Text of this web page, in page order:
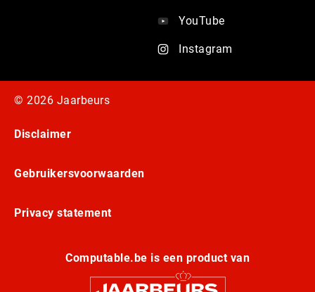
YouTube
Instagram
© 2026 Jaarbeurs
Disclaimer
Gebruikersvoorwaarden
Privacy statement
Computable.be is een product van